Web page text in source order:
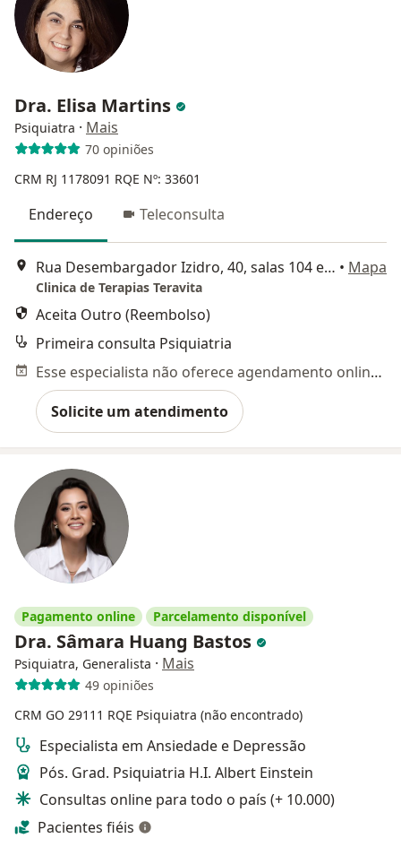
Dra. Elisa Martins
Psiquiatra · Mais
70 opiniões
CRM RJ 1178091 RQE Nº: 33601
Endereço Teleconsulta
Rua Desembargador Izidro, 40, salas 104 e 105, Tijuca, Rio de Janeiro • Mapa
Clinica de Terapias Teravita
Aceita Outro (Reembolso)
Primeira consulta Psiquiatria
Esse especialista não oferece agendamento online para esse endereço.
Solicite um atendimento
Pagamento online Parcelamento disponível
Dra. Sâmara Huang Bastos
Psiquiatra, Generalista · Mais
49 opiniões
CRM GO 29111 RQE Psiquiatra (não encontrado)
Especialista em Ansiedade e Depressão
Pós. Grad. Psiquiatria H.I. Albert Einstein
Consultas online para todo o país (+ 10.000)
Pacientes fiéis